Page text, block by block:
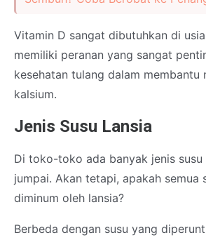
Vitamin D sangat dibutuhkan di
memiliki peranan yang sangat
kesehatan tulang dalam membantu
kalsium.
Jenis Susu Lansia
Di toko-toko ada banyak jenis
jumpai. Akan tetapi, apakah semua
diminum oleh lansia?
Berbeda dengan susu yang